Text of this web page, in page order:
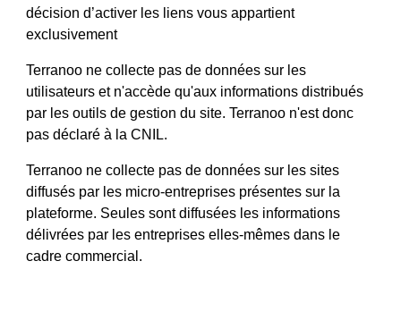
décision d’activer les liens vous appartient
exclusivement
Terranoo ne collecte pas de données sur les
utilisateurs et n'accède qu'aux informations distribués
par les outils de gestion du site. Terranoo n'est donc
pas déclaré à la CNIL.
Terranoo ne collecte pas de données sur les sites
diffusés par les micro-entreprises présentes sur la
plateforme. Seules sont diffusées les informations
délivrées par les entreprises elles-mêmes dans le
cadre commercial.